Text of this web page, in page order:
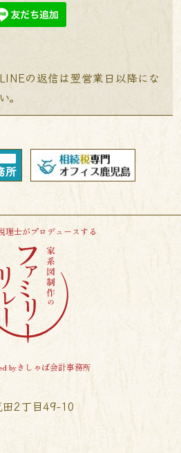
の返信は翌営業日以降にな
。
理士がプロデュースする
byきしゃば会計事務所
2丁目49-10